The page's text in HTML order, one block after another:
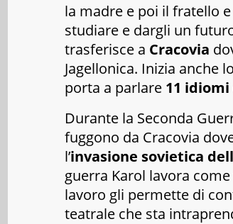
la madre e poi il fratello
studiare e dargli un
trasferisce a Cracovia
Jagellonica. Inizia anche
porta a parlare 11
Durante la Seconda
fuggono da Cracovia
l’invasione sovietica
guerra Karol lavora
lavoro gli permette di
teatrale che sta